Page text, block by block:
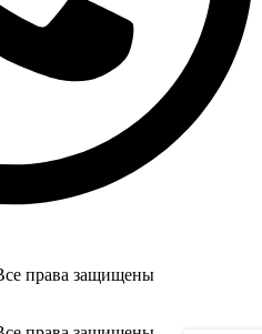
права защищены